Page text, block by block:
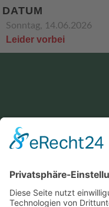
DATUM
Sonntag, 14.06.2026
Leider vorbei
KONTAKT